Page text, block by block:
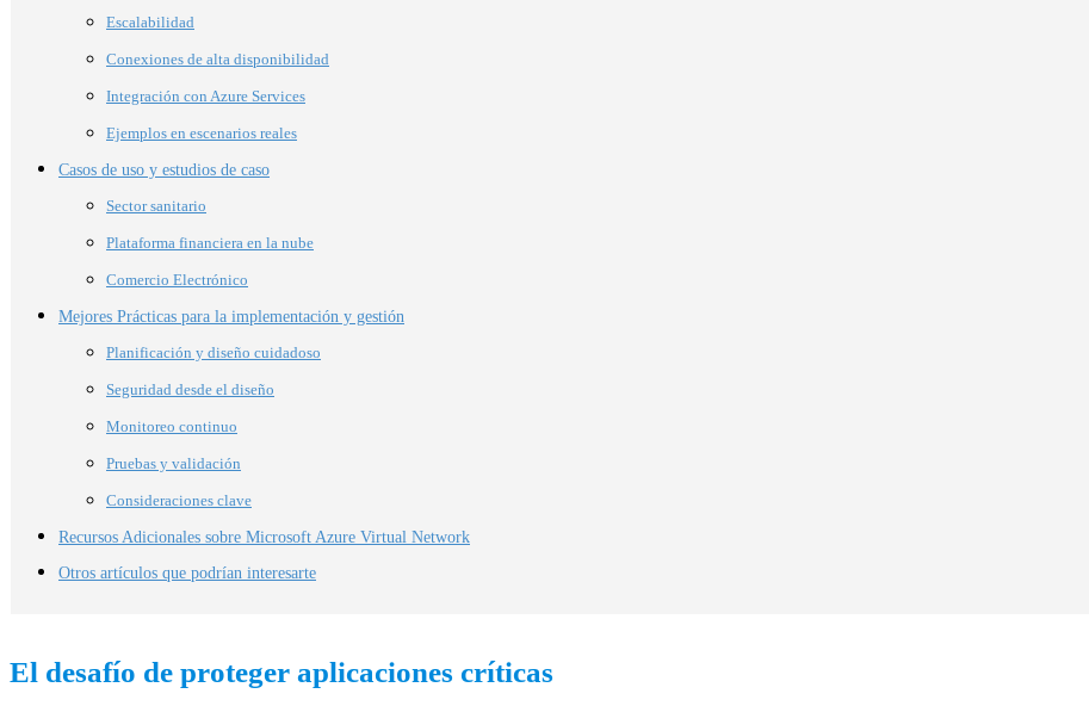
Escalabilidad
Conexiones de alta disponibilidad
Integración con Azure Services
Ejemplos en escenarios reales
Casos de uso y estudios de caso
Sector sanitario
Plataforma financiera en la nube
Comercio Electrónico
Mejores Prácticas para la implementación y gestión
Planificación y diseño cuidadoso
Seguridad desde el diseño
Monitoreo continuo
Pruebas y validación
Consideraciones clave
Recursos Adicionales sobre Microsoft Azure Virtual Network
Otros artículos que podrían interesarte
El desafío de proteger aplicaciones críticas